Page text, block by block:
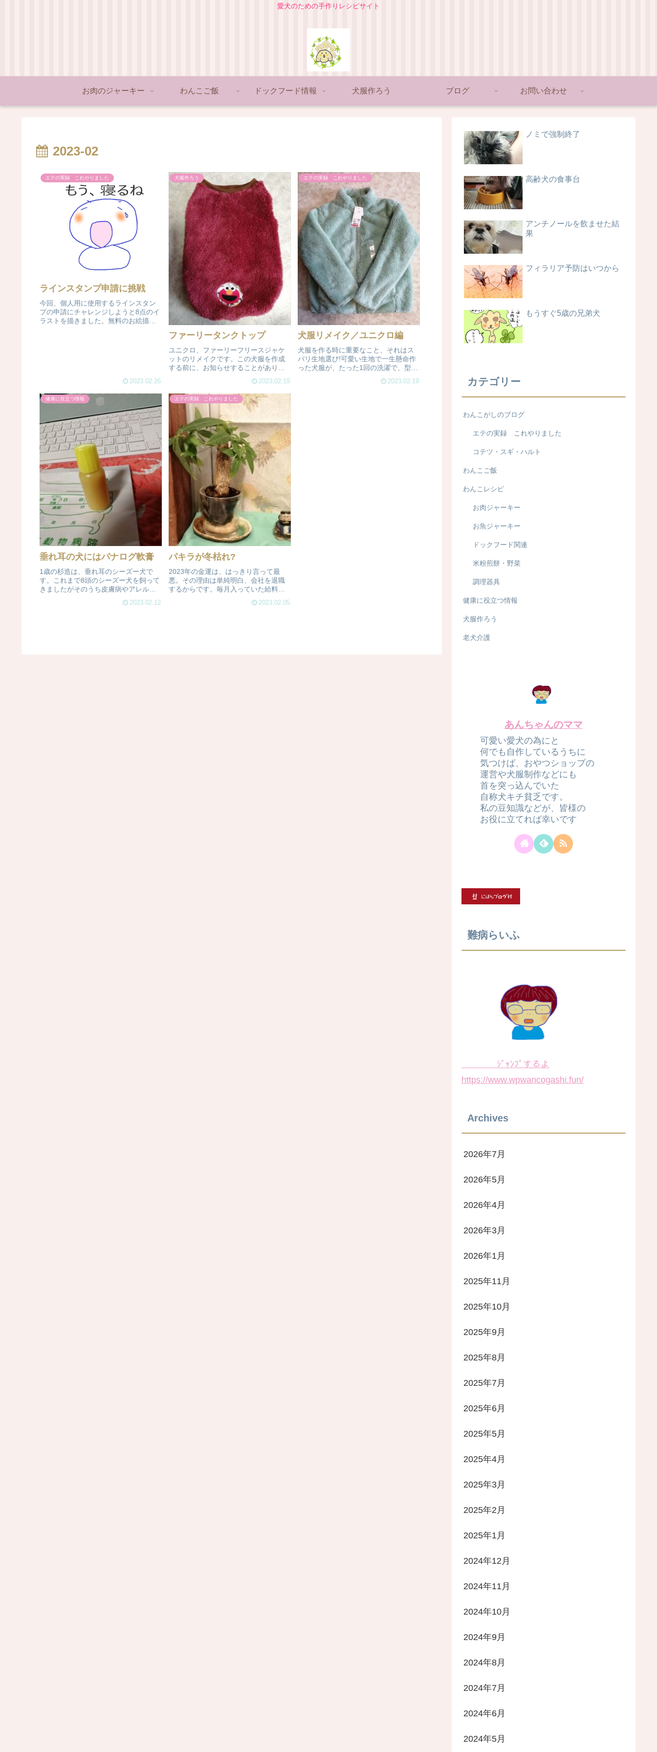
愛犬のための手作りレシピサイト
お肉のジャーキー わんこご飯 ドックフード情報 犬服作ろう ブログ お問い合わせ
2023-02
エテの実録 これやりました
ラインスタンプ申請に挑戦
今回、個人用に使用するラインスタン
プの申請にチャレンジしようと8点のイ
ラストを描きました。無料のお絵描き
2023.02.26
犬服作ろう
ファーリータンクトップ
ユニクロ、ファーリーフリースジャケ
ットのリメイクです。この犬服を作成
する前に、お知らせすることがありま
たは飛散するということです。必須ア
イテムは掃除機(ハンディがあれば尚可)
とエチケットブラシ。この2つが無...
2023.02.19
エテの実録 これやりました
犬服リメイク／ユニクロ編
犬服を作る時に重要なこと、それはス
バリ生地選び!可愛い生地で一生懸命作
った犬服が、たった1回の洗濯で、型崩
ことはありませんか?そこで、裁縫の素
2023.02.19
健康に役立つ情報
垂れ耳の犬にはパナログ軟膏
1歳の杉造は、垂れ耳のシーズー犬で
す。これまで8頭のシーズー犬を飼って
きましたがそのうち皮膚病やアレルギ
ゃんの2頭のみ。昨年の8月に入ってき
2023.02.12
エテの実録 これやりました
パキラが冬枯れ?
2023年の金運は、はっきり言って最
悪。その理由は単純明白、会社を退職
するからです。毎月入っていた給料と
ここは神頼みしかありません。そこ
2023.02.05
ノミで強制終了
高齢犬の食事台
アンチノールを飲ませた結
果
フィラリア予防はいつから
もうすぐ5歳の兄弟犬
カテゴリー
わんこがしのブログ
エテの実録 これやりました
コテツ・スギ・ハルト
わんこご飯
わんこレシピ
お肉ジャーキー
お魚ジャーキー
ドックフード関連
米粉煎餅・野菜
調理器具
健康に役立つ情報
犬服作ろう
老犬介護
あんちゃんのママ
可愛い愛犬の為にと
何でも自作しているうちに
気つけば、おやつショップの
運営や犬服制作などにも
首を突っ込んでいた
自称犬キチ貧乏です。
私の豆知識などが、皆様の
お役に立てれば幸いです
難病らいふ
ｼﾞｬﾝﾌﾟするよ
https://www.wpwancogashi.fun/
Archives
2026年7月
2026年5月
2026年4月
2026年3月
2026年1月
2025年11月
2025年10月
2025年9月
2025年8月
2025年7月
2025年6月
2025年5月
2025年4月
2025年3月
2025年2月
2025年1月
2024年12月
2024年11月
2024年10月
2024年9月
2024年8月
2024年7月
2024年6月
2024年5月